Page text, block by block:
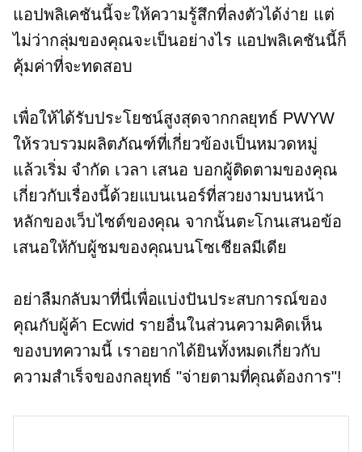
แอปพลิเคชันนี้จะให้ความรู้สึกที่ลงตัวได้ง่าย แต่
ไม่ว่ากลุ่มของคุณจะเป็นอย่างไร แอปพลิเคชันนี้ก็
คุ้มค่าที่จะทดสอบ
เพื่อให้ได้รับประโยชน์สูงสุดจากกลยุทธ์ PWYW
ให้รวบรวมผลิตภัณฑ์ที่เกี่ยวข้องเป็นหมวดหมู่
แล้วเริ่ม จำกัด เวลา เสนอ บอกผู้ติดตามของคุณ
เกี่ยวกับเรื่องนี้ด้วยแบนเนอร์ที่สวยงามบนหน้า
หลักของเว็บไซต์ของคุณ จากนั้นตะโกนเสนอข้อ
เสนอให้กับผู้ชมของคุณบนโซเชียลมีเดีย
อย่าลืมกลับมาที่นี่เพื่อแบ่งปันประสบการณ์ของ
คุณกับผู้ค้า Ecwid รายอื่นในส่วนความคิดเห็น
ของบทความนี้ เราอยากได้ยินทั้งหมดเกี่ยวกับ
ความสำเร็จของกลยุทธ์ "จ่ายตามที่คุณต้องการ"!